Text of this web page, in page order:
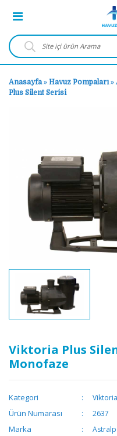
Anasayfa» Havuz Pompaları»
Plus Silent Serisi
Viktoria Plus
Monofaze
Kategori
Ürün Numarası 2637
Marka